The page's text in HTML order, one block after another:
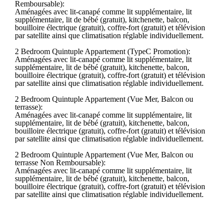
Remboursable):
Aménagées avec lit-canapé comme lit supplémentaire, lit
supplémentaire, lit de bébé (gratuit), kitchenette, balcon,
bouilloire électrique (gratuit), coffre-fort (gratuit) et télévision
par satellite ainsi que climatisation réglable individuellement.
2 Bedroom Quintuple Appartement (TypeC Promotion):
Aménagées avec lit-canapé comme lit supplémentaire, lit
supplémentaire, lit de bébé (gratuit), kitchenette, balcon,
bouilloire électrique (gratuit), coffre-fort (gratuit) et télévision
par satellite ainsi que climatisation réglable individuellement.
2 Bedroom Quintuple Appartement (Vue Mer, Balcon ou
terrasse):
Aménagées avec lit-canapé comme lit supplémentaire, lit
supplémentaire, lit de bébé (gratuit), kitchenette, balcon,
bouilloire électrique (gratuit), coffre-fort (gratuit) et télévision
par satellite ainsi que climatisation réglable individuellement.
2 Bedroom Quintuple Appartement (Vue Mer, Balcon ou
terrasse Non Remboursable):
Aménagées avec lit-canapé comme lit supplémentaire, lit
supplémentaire, lit de bébé (gratuit), kitchenette, balcon,
bouilloire électrique (gratuit), coffre-fort (gratuit) et télévision
par satellite ainsi que climatisation réglable individuellement.